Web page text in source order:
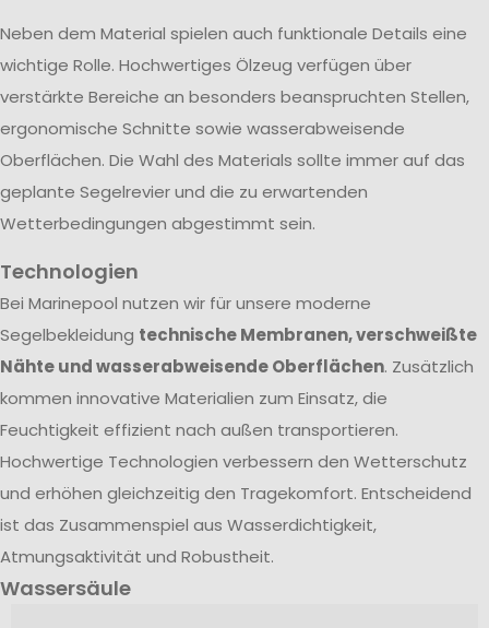
Neben dem Material spielen auch funktionale Details eine
wichtige Rolle. Hochwertiges Ölzeug verfügen über
verstärkte Bereiche an besonders beanspruchten Stellen,
ergonomische Schnitte sowie wasserabweisende
Oberflächen. Die Wahl des Materials sollte immer auf das
geplante Segelrevier und die zu erwartenden
Wetterbedingungen abgestimmt sein.
Technologien
Bei Marinepool nutzen wir für unsere moderne
Segelbekleidung technische Membranen, verschweißte
Nähte und wasserabweisende Oberflächen. Zusätzlich
kommen innovative Materialien zum Einsatz, die
Feuchtigkeit effizient nach außen transportieren.
Hochwertige Technologien verbessern den Wetterschutz
und erhöhen gleichzeitig den Tragekomfort. Entscheidend
ist das Zusammenspiel aus Wasserdichtigkeit,
Atmungsaktivität und Robustheit.
Wassersäule